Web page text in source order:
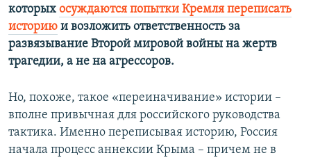
которых осуждаются попытки Кремля переписать
историю и возложить ответственность за
развязывание Второй мировой войны на жертв
трагедии, а не на агрессоров.
Но, похоже, такое «переиначивание» истории –
вполне привычная для российского руководства
тактика. Именно переписывая историю, Россия
начала процесс аннексии Крыма – причем не в